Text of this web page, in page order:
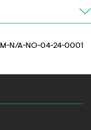
M-N/A-NO-04-24-0001